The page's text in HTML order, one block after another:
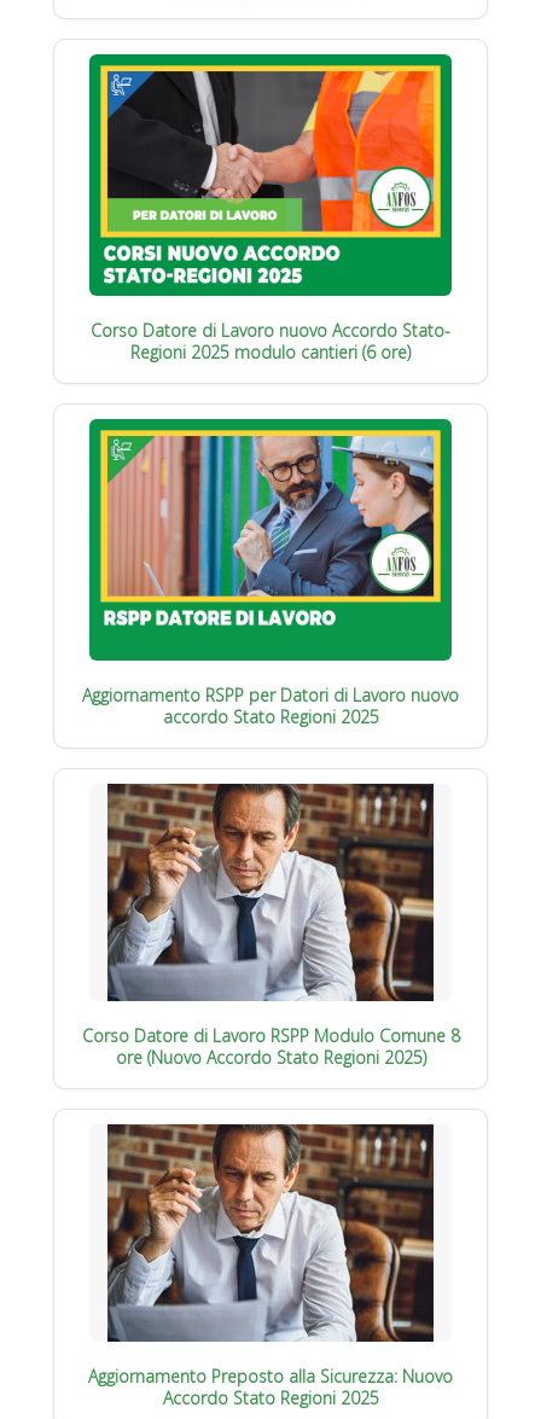
Corso Datore di Lavoro nuovo Accordo Stato-
Regioni 2025 modulo cantieri (6 ore)
Aggiornamento RSPP per Datori di Lavoro nuovo
accordo Stato Regioni 2025
Corso Datore di Lavoro RSPP Modulo Comune 8
ore (Nuovo Accordo Stato Regioni 2025)
Aggiornamento Preposto alla Sicurezza: Nuovo
Accordo Stato Regioni 2025